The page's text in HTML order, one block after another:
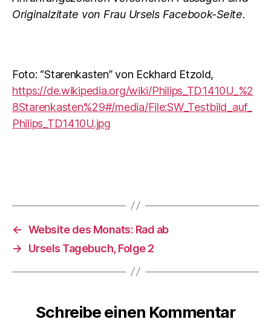
Originalzitate von Frau Ursels Facebook-Seite.
Foto: “Starenkasten” von Eckhard Etzold,
https://de.wikipedia.org/wiki/Philips_TD1410U_%2
8Starenkasten%29#/media/File:SW_Testbild_auf_
Philips_TD1410U.jpg
← Website des Monats: Rad ab
→
Ursels Tagebuch, Folge 2
Schreibe einen Kommentar